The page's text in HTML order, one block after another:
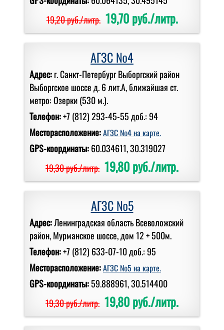
19,20 руб./литр. 19,70 руб./литр.
АГЗС №4
Адрес:г. Санкт-Петербург Выборгский район
Выборгское шоссе д. 6 лит.А, ближайшая ст.
метро: Озерки (530 м.).
Телефон:+7 (812) 293-45-55 доб.: 94
Месторасположение:АГЗС №4 на карте.
GPS-координаты:60.034611, 30.319027
19,30 руб./литр. 19,80 руб./литр.
АГЗС №5
Адрес:Ленинградская область Всеволожский
район, Мурманское шоссе, дом 12 + 500м.
Телефон:+7 (812) 633-07-10 доб.: 95
Месторасположение:АГЗС №5 на карте.
GPS-координаты:59.888961, 30.514400
19,30 руб./литр. 19,80 руб./литр.